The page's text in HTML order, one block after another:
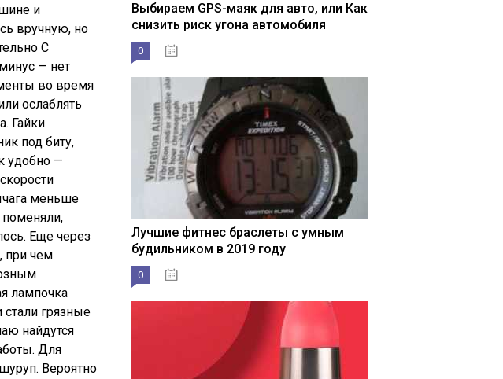
и
вручную, но
С
— нет
во время
ослаблять
Гайки
под биту,
удобно —
меньше
Еще через
при чем
лампочка
стали грязные
найдутся
Для
Вероятно
Выбираем GPS-маяк для авто, или Как
снизить риск угона автомобиля
0
Лучшие фитнес браслеты с умным
будильником в 2019 году
0